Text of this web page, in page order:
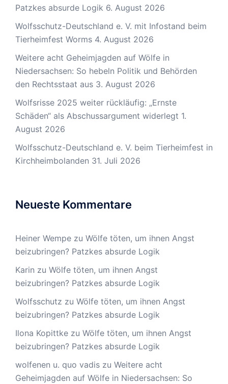
Patzkes absurde Logik 6. August 2026
Wolfsschutz-Deutschland e. V. mit Infostand beim
Tierheimfest Worms 4. August 2026
Weitere acht Geheimjagden auf Wölfe in
Niedersachsen: So hebeln Politik und Behörden
den Rechtsstaat aus 3. August 2026
Wolfsrisse 2025 weiter rückläufig: „Ernste
Schäden“ als Abschussargument widerlegt 1.
August 2026
Wolfsschutz-Deutschland e. V. beim Tierheimfest in
Kirchheimbolanden 31. Juli 2026
Neueste Kommentare
Heiner Wempe zu Wölfe töten, um ihnen Angst
beizubringen? Patzkes absurde Logik
Karin zu Wölfe töten, um ihnen Angst
beizubringen? Patzkes absurde Logik
Wolfsschutz zu Wölfe töten, um ihnen Angst
beizubringen? Patzkes absurde Logik
Ilona Kopittke zu Wölfe töten, um ihnen Angst
beizubringen? Patzkes absurde Logik
wolfenen u. quo vadis zu Weitere acht
Geheimjagden auf Wölfe in Niedersachsen: So